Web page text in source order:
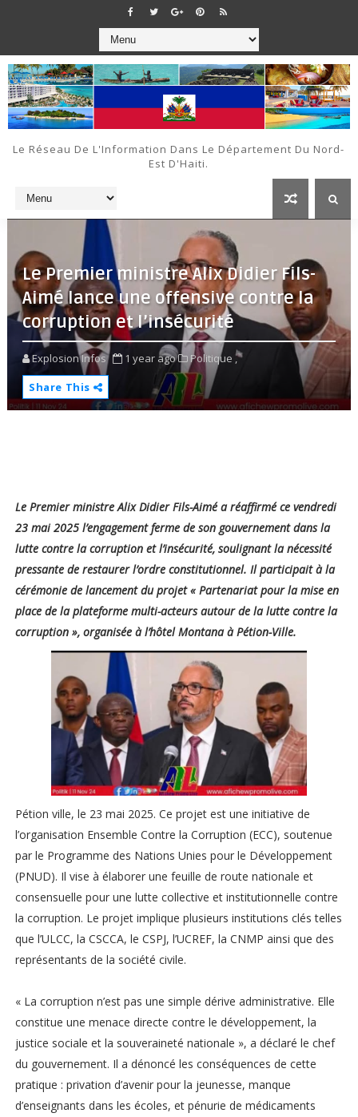
Le Réseau De L'Information Dans Le Département Du Nord-
Est D'Haiti.
Le Premier ministre Alix Didier Fils-
Aimé lance une offensive contre la
corruption et l’insécurité
Explosion Infos 1 year ago
Politique ,
Share This
Le Premier ministre Alix Didier Fils-Aimé a réaffirmé ce vendredi
23 mai 2025 l’engagement ferme de son gouvernement dans la
lutte contre la corruption et l’insécurité, soulignant la nécessité
pressante de restaurer l’ordre constitutionnel. Il participait à la
cérémonie de lancement du projet « Partenariat pour la mise en
place de la plateforme multi-acteurs autour de la lutte contre la
corruption », organisée à l’hôtel Montana à Pétion-Ville.
Pétion ville, le 23 mai 2025. Ce projet est une initiative de
l’organisation Ensemble Contre la Corruption (ECC), soutenue
par le Programme des Nations Unies pour le Développement
(PNUD). Il vise à élaborer une feuille de route nationale et
consensuelle pour une lutte collective et institutionnelle contre
la corruption. Le projet implique plusieurs institutions clés telles
que l’ULCC, la CSCCA, le CSPJ, l’UCREF, la CNMP ainsi que des
représentants de la société civile.
« La corruption n’est pas une simple dérive administrative. Elle
constitue une menace directe contre le développement, la
justice sociale et la souveraineté nationale », a déclaré le chef
du gouvernement. Il a dénoncé les conséquences de cette
pratique : privation d’avenir pour la jeunesse, manque
d’enseignants dans les écoles, et pénurie de médicaments